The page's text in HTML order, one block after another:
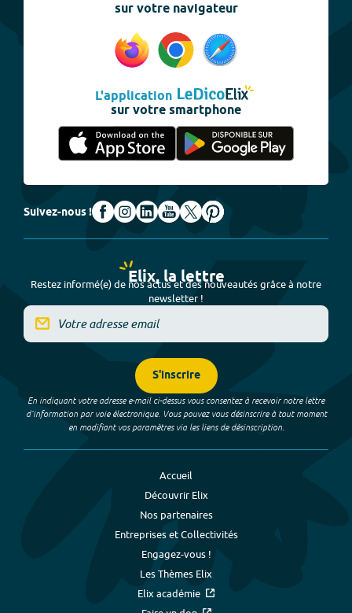
sur votre navigateur
L'application
sur votre smartphone
Suivez-nous !
Elix, la lettre
Restez informé(e) de nos actus et des nouveautés grâce à notre
newsletter !
S'inscrire
En indiquant votre adresse e-mail ci-dessus vous consentez à recevoir notre lettre
d’information par voie électronique. Vous pouvez vous désinscrire à tout moment
en modifiant vos paramètres via les liens de désinscription.
Accueil
Découvrir Elix
Nos partenaires
Entreprises et Collectivités
Engagez-vous !
Les Thèmes Elix
Elix académie